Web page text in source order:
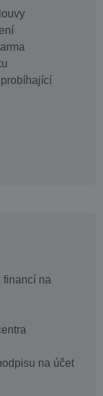
financí na
na účet